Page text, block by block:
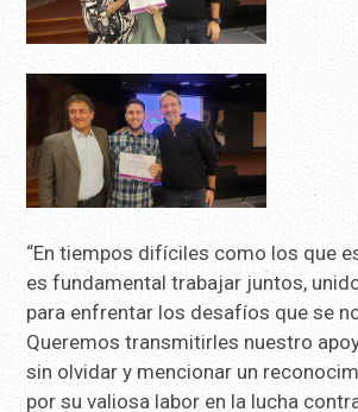
“En tiempos difíciles como los que
es fundamental trabajar juntos,
para enfrentar los desafíos que se
Queremos transmitirles nuestro
sin olvidar y mencionar un
por su valiosa labor en la lucha